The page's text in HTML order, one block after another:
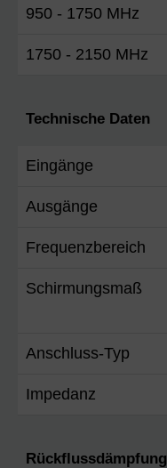
950 - 1750 MHz
1750 - 2150 MHz
Technische Daten
Eingänge
Ausgänge
Frequenzbereich
Schirmungsmaß
Anschluss-Typ
Impedanz
Rückflussdämpfung